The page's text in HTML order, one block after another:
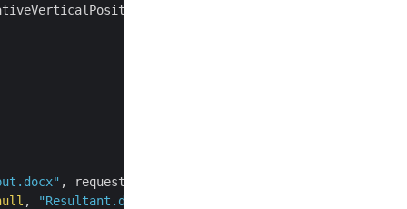
, requestDrawingObject,
, "Resultant.docx"